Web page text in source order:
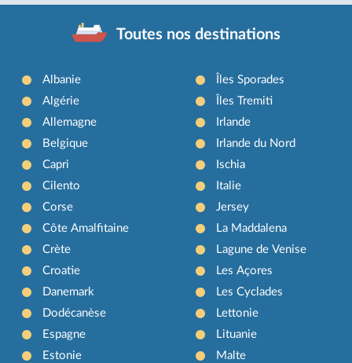
Toutes nos destinations
Albanie
Algérie
Allemagne
Belgique
Capri
Cilento
Corse
Côte Amalfitaine
Crète
Croatie
Danemark
Dodécanèse
Espagne
Estonie
Îles Sporades
Îles Tremiti
Irlande
Irlande du Nord
Ischia
Italie
Jersey
La Maddalena
Lagune de Venise
Les Açores
Les Cyclades
Lettonie
Lituanie
Malte